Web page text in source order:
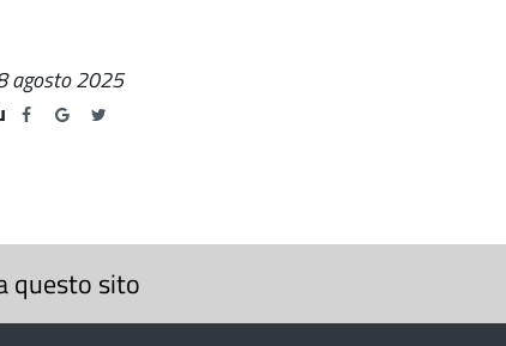
agosto 2025
questo sito